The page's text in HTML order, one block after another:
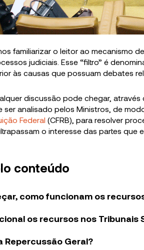
familiarizar o leitor ao mecanismo
judiciais. Esse “filtro” é
às causas que possuam debates
discussão pode chegar,
ser analisado pelos Ministros, de
Federal (CFRB), para resolver
o interesse das partes que
conteúdo
como funcionam os
os recursos nos Tribunais
Repercussão Geral?